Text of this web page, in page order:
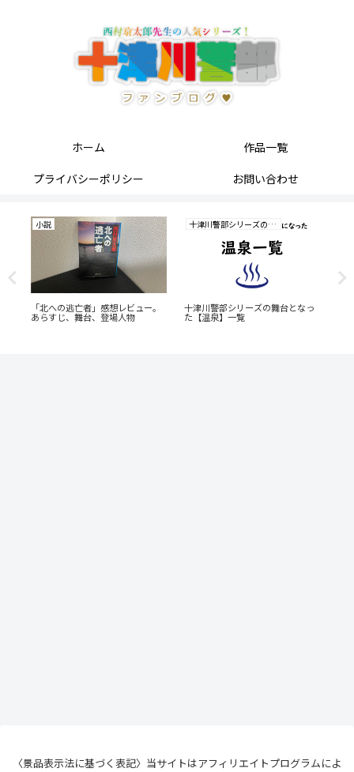
ホーム
作品一覧
プライバシーポリシー
お問い合わせ
小説
「北への逃亡者」感想レビュー。
あらすじ、舞台、登場人物
十津川警部シリーズの研究
十津川警部シリーズの舞台となっ
た【温泉】一覧
〈景品表示法に基づく表記〉当サイトはアフィリエイトプログラムによ